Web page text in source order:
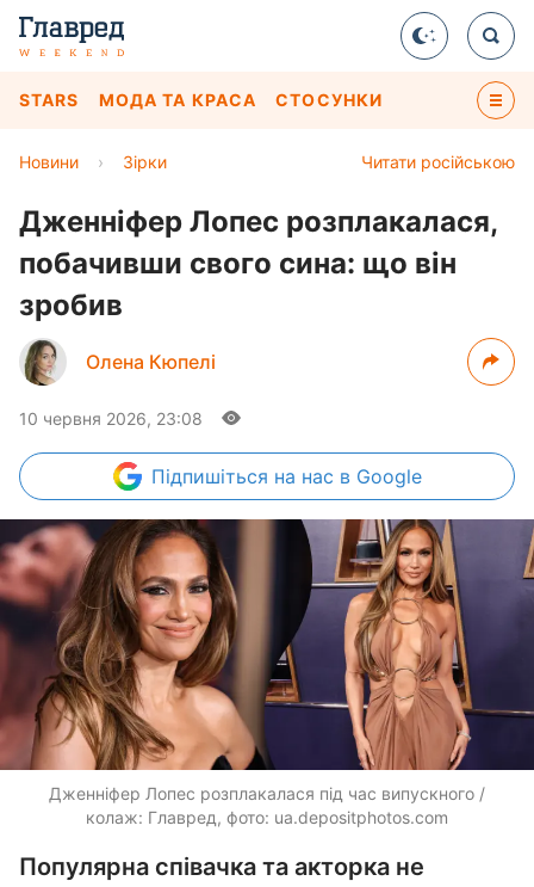
STARS МОДА ТА КРАСА СТОСУНКИ
Читати російською
Новини › Зірки
Дженніфер Лопес розплакалася,
побачивши свого сина: що він
зробив
Олена Кюпелі
10 червня 2026, 23:08
Підпишіться на нас в Google
Дженніфер Лопес розплакалася під час випускного /
колаж: Главред, фото: ua.depositphotos.com
Популярна співачка та акторка не